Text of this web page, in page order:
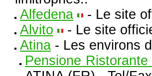
Alfedena
- Le site
Alvito
- Le site
Atina - Les environs
Pensione Ristorante